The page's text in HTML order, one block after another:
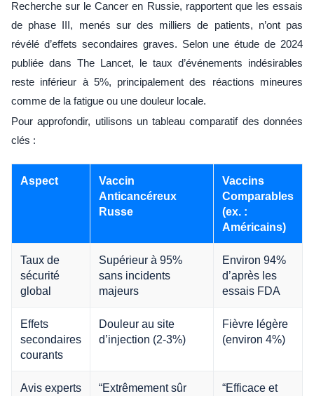
Recherche sur le Cancer en Russie, rapportent que les essais
de phase III, menés sur des milliers de patients, n’ont pas
révélé d’effets secondaires graves. Selon une étude de 2024
publiée dans The Lancet, le taux d’événements indésirables
reste inférieur à 5%, principalement des réactions mineures
comme de la fatigue ou une douleur locale.
Pour approfondir, utilisons un tableau comparatif des données
clés :
Aspect
Vaccin
Anticancéreux
Russe
Vaccins
Comparables
(ex. :
Américains)
Taux de
sécurité
global
Supérieur à 95%
sans incidents
majeurs
Environ 94%
d’après les
essais FDA
Effets
secondaires
courants
Douleur au site
d’injection (2-3%)
Fièvre légère
(environ 4%)
Avis experts
“Extrêmement sûr
“Efficace et